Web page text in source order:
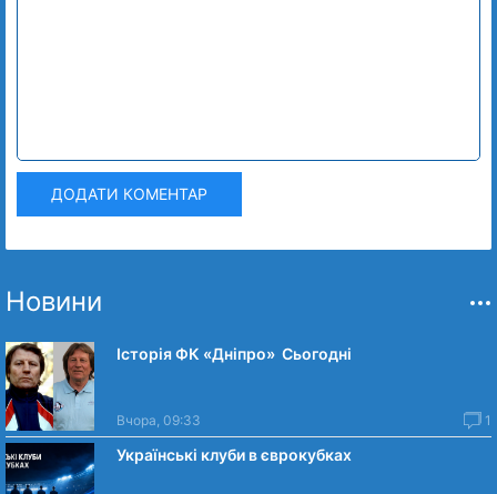
ДОДАТИ КОМЕНТАР
Новини
Історія ФК «Дніпро» Сьогодні
Вчора, 09:33 1
Українські клуби в єврокубках